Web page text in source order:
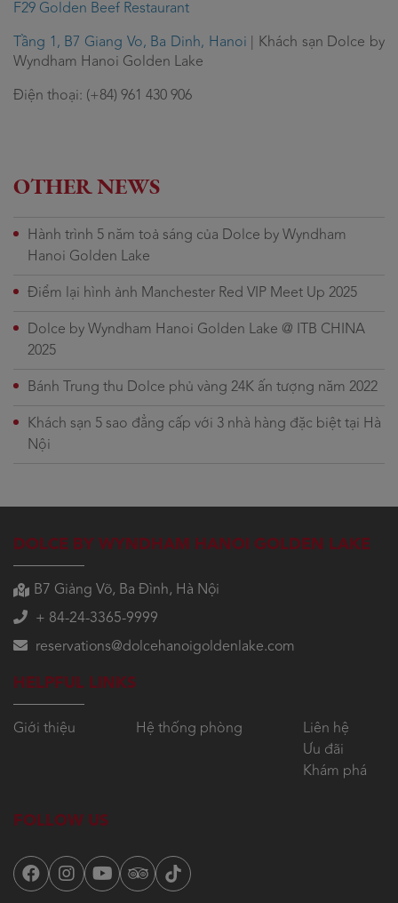
F29 Golden Beef Restaurant
Tầng 1, B7 Giang Vo, Ba Dinh, Hanoi | Khách sạn Dolce by
Wyndham Hanoi Golden Lake
Điện thoại: (+84) 961 430 906
OTHER NEWS
Hành trình 5 năm toả sáng của Dolce by Wyndham
Hanoi Golden Lake
Điểm lại hình ảnh Manchester Red VIP Meet Up 2025
Dolce by Wyndham Hanoi Golden Lake @ ITB CHINA
2025
Bánh Trung thu Dolce phủ vàng 24K ấn tượng năm 2022
Khách sạn 5 sao đẳng cấp với 3 nhà hàng đặc biệt tại Hà
Nội
DOLCE BY WYNDHAM HANOI GOLDEN LAKE
B7 Giảng Võ, Ba Đình, Hà Nội
+ 84-24-3365-9999
reservations@dolcehanoigoldenlake.com
HELPFUL LINKS
Giới thiệu Hệ thống phòng
Liên hệ
Ưu đãi
Khám phá
FOLLOW US